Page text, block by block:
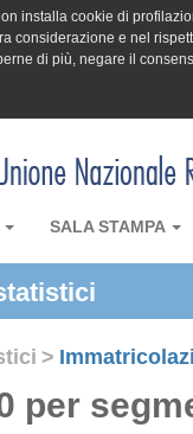
installa cookie di
considerazione e nel
di più, negare il
SALA STAMPA
>
per